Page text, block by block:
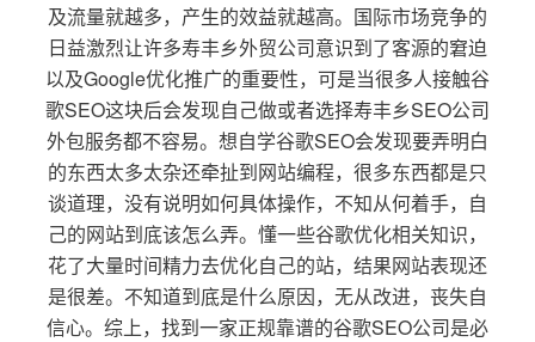
及流量就越多，产生的效益就越高。国际市场竞争的
日益激烈让许多寿丰乡外贸公司意识到了客源的窘迫
以及Google优化推广的重要性，可是当很多人接触谷
歌SEO这块后会发现自己做或者选择寿丰乡SEO公司
外包服务都不容易。想自学谷歌SEO会发现要弄明白
的东西太多太杂还牵扯到网站编程，很多东西都是只
谈道理，没有说明如何具体操作，不知从何着手，自
己的网站到底该怎么弄。懂一些谷歌优化相关知识，
花了大量时间精力去优化自己的站，结果网站表现还
是很差。不知道到底是什么原因，无从改进，丧失自
信心。综上，找到一家正规靠谱的谷歌SEO公司是必